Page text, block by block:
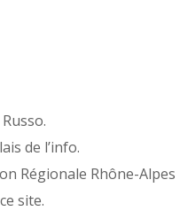
de l’info.
Régionale Rhône-Alpes
site.